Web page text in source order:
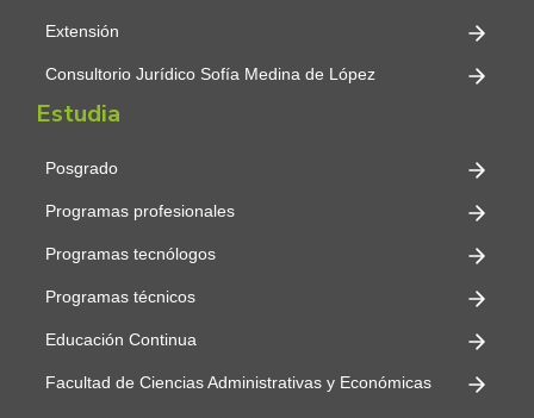
Extensión
Consultorio Jurídico Sofía Medina de López
Estudia
Posgrado
Programas profesionales
Programas tecnólogos
Programas técnicos
Educación Continua
Facultad de Ciencias Administrativas y Económicas